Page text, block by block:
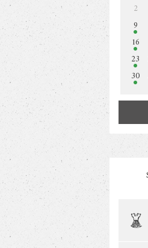
2
9
16
23
30